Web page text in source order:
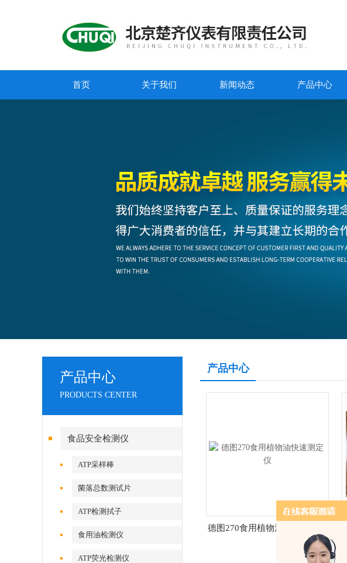
首页 关于我们 新闻动态 产品中心
产品中心
PRODUCTS CENTER
食品安全检测仪
ATP采样棒
菌落总数测试片
ATP检测拭子
食用油检测仪
ATP荧光检测仪
产品中心
德图270食用植物油快速测定仪